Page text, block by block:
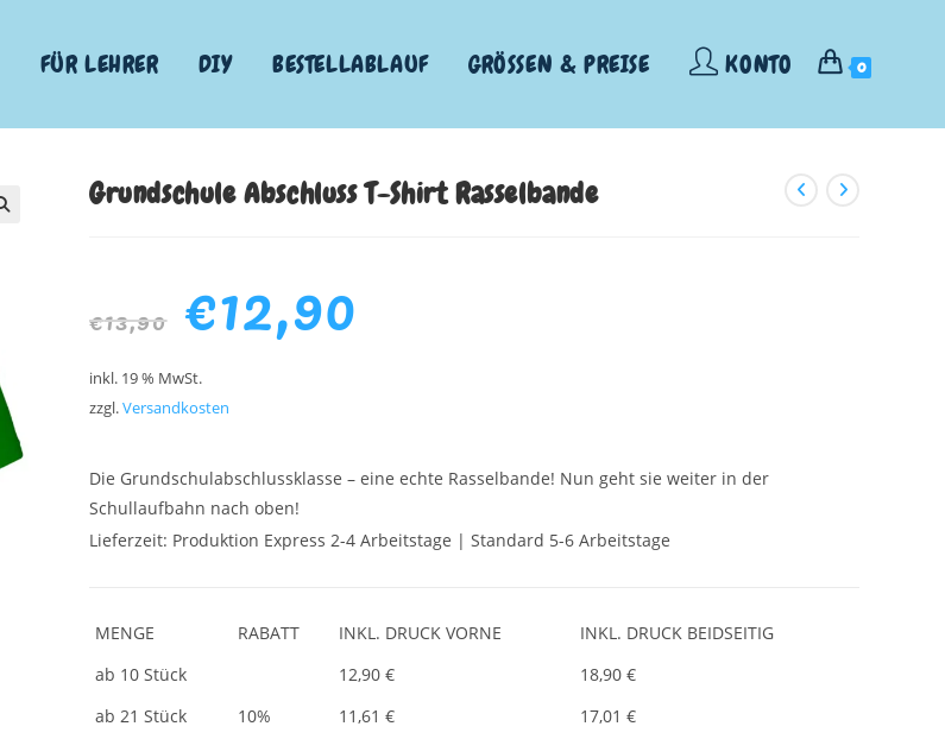
FÜR LEHRER DIY BESTELLABLAUF GRÖSSEN & PREISE KONTO 0
Grundschule Abschluss T-Shirt Rasselbande
€13,90 €12,90
inkl. 19 % MwSt.
zzgl.Versandkosten
Die Grundschulabschlussklasse – eine echte Rasselbande! Nun geht sie weiter in der
Schullaufbahn nach oben!
Lieferzeit: Produktion Express 2-4 Arbeitstage | Standard 5-6 Arbeitstage
MENGE RABATT INKL. DRUCK VORNE
INKL. DRUCK BEIDSEITIG
ab 10 Stück
12,90 €
18,90 €
ab 21 Stück
10% 11,61 €
17,01 €